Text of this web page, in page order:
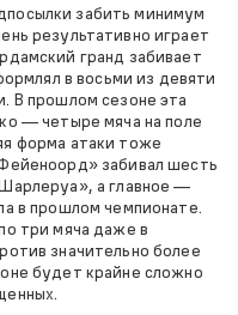
забить минимум
результативно играет
гранд забивает
в восьми из девяти
В прошлом сезоне эта
— четыре мяча на поле
форма атаки тоже
забивал шесть
а главное —
в прошлом чемпионате.
три мяча даже в
значительно более
будет крайне сложно